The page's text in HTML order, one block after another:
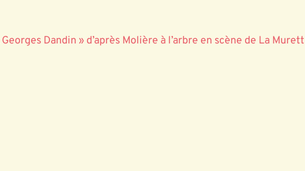
Dandin » d’après Molière à l’arbre en scène de La